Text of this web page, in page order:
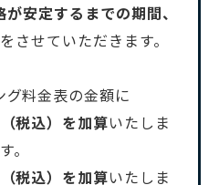
安定するまでの期間、
をさせていただきます。
料金表の金額に
税込）を加算いたしま
す。
税込）を加算いたしま